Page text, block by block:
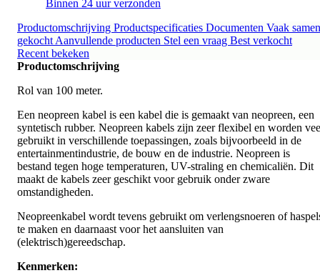
Binnen 24 uur verzonden
Productomschrijving Productspecificaties Documenten Vaak samen
gekocht Aanvullende producten Stel een vraag Best verkocht
Recent bekeken
Productomschrijving
Rol van 100 meter.
Een neopreen kabel is een kabel die is gemaakt van neopreen, een
syntetisch rubber. Neopreen kabels zijn zeer flexibel en worden
gebruikt in verschillende toepassingen, zoals bijvoorbeeld in de
entertainmentindustrie, de bouw en de industrie. Neopreen is
bestand tegen hoge temperaturen, UV-straling en chemicaliën. Dit
maakt de kabels zeer geschikt voor gebruik onder zware
omstandigheden.
Neopreenkabel wordt tevens gebruikt om verlengsnoeren of
te maken en daarnaast voor het aansluiten van
(elektrisch)gereedschap.
Kenmerken: